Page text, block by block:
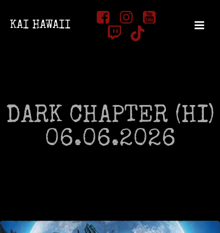
Inhalt
springen
KAI HAWAII
DARK CHAPTER (HI)
06.06.2026